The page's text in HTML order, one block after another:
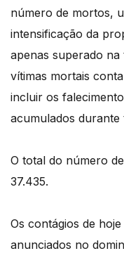
número de mortos,
intensificação da
apenas superado
vítimas mortais
incluir os
acumulados durante
O total do número
37.435.
Os contágios de
anunciados no